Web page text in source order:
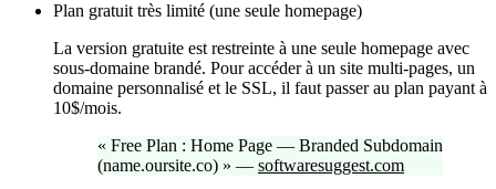
Plan gratuit très limité (une seule homepage)
La version gratuite est restreinte à une seule homepage avec
sous-domaine brandé. Pour accéder à un site multi-pages, un
domaine personnalisé et le SSL, il faut passer au plan payant à
10$/mois.
« Free Plan : Home Page — Branded Subdomain
(name.oursite.co) » — softwaresuggest.com